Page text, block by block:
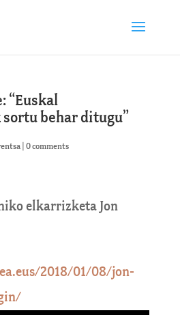
“Euskal
behar ditugu”
| 0 comments
elkarrizketa Jon
2018/01/08/jon-